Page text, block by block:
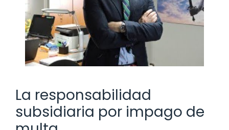
La responsabilidad
subsidiaria por impago de